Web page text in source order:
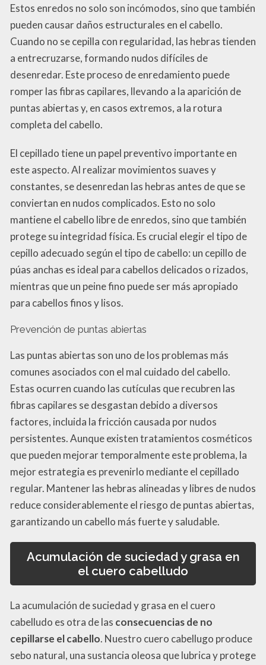
Estos enredos no solo son incómodos, sino que también
pueden causar daños estructurales en el cabello.
Cuando no se cepilla con regularidad, las hebras tienden
a entrecruzarse, formando nudos difíciles de
desenredar. Este proceso de enredamiento puede
romper las fibras capilares, llevando a la aparición de
puntas abiertas y, en casos extremos, a la rotura
completa del cabello.
El cepillado tiene un papel preventivo importante en
este aspecto. Al realizar movimientos suaves y
constantes, se desenredan las hebras antes de que se
conviertan en nudos complicados. Esto no solo
mantiene el cabello libre de enredos, sino que también
protege su integridad física. Es crucial elegir el tipo de
cepillo adecuado según el tipo de cabello: un cepillo de
púas anchas es ideal para cabellos delicados o rizados,
mientras que un peine fino puede ser más apropiado
para cabellos finos y lisos.
Prevención de puntas abiertas
Las puntas abiertas son uno de los problemas más
comunes asociados con el mal cuidado del cabello.
Estas ocurren cuando las cutículas que recubren las
fibras capilares se desgastan debido a diversos
factores, incluida la fricción causada por nudos
persistentes. Aunque existen tratamientos cosméticos
que pueden mejorar temporalmente este problema, la
mejor estrategia es prevenirlo mediante el cepillado
regular. Mantener las hebras alineadas y libres de nudos
reduce considerablemente el riesgo de puntas abiertas,
garantizando un cabello más fuerte y saludable.
Acumulación de suciedad y grasa en
el cuero cabelludo
La acumulación de suciedad y grasa en el cuero
cabelludo es otra de las consecuencias de no
cepillarse el cabello. Nuestro cuero cabellugo produce
sebo natural, una sustancia oleosa que lubrica y protege